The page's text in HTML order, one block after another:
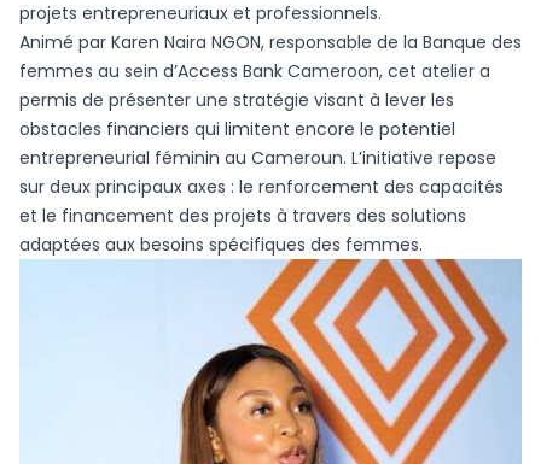
projets entrepreneuriaux et professionnels.
Animé par Karen Naira NGON, responsable de la Banque des
femmes au sein d’Access Bank Cameroon, cet atelier a
permis de présenter une stratégie visant à lever les
obstacles financiers qui limitent encore le potentiel
entrepreneurial féminin au Cameroun. L’initiative repose
sur deux principaux axes : le renforcement des capacités
et le financement des projets à travers des solutions
adaptées aux besoins spécifiques des femmes.